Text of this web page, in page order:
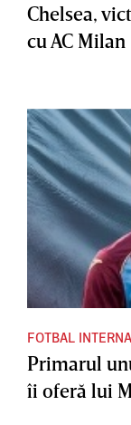
Chelsea,
cu AC Milan
FOTBAL
Primarul
îi oferă lui